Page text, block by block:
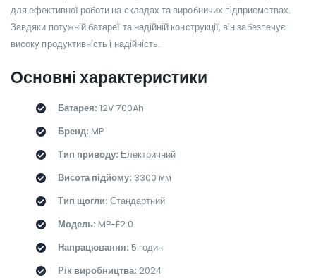
для ефективної роботи на складах та виробничих підприємствах.
Завдяки потужній батареї та надійній конструкції, він забезпечує
високу продуктивність і надійність.
Основні характеристики
Батарея: 12V 700Ah
Бренд: MP
Тип приводу: Електричний
Висота підйому: 3300 мм
Тип щогли: Стандартний
Модель: MP-E2.0
Напрацювання: 5 годин
Рік виробництва: 2024